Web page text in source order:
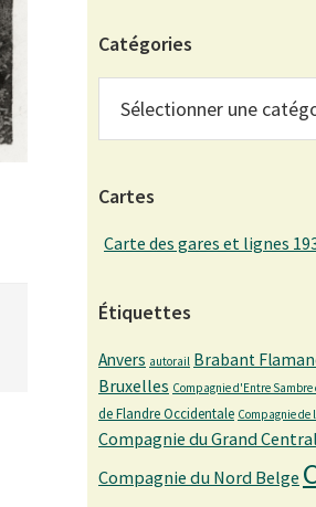
Catégories
Cartes
Carte des gares et lignes
Étiquettes
Anvers autorail Brabant
Bruxelles Compagnie d'Entre Sambre
de Flandre Occidentale Compagnie de
Compagnie du Grand
Compagnie du Nord Belge